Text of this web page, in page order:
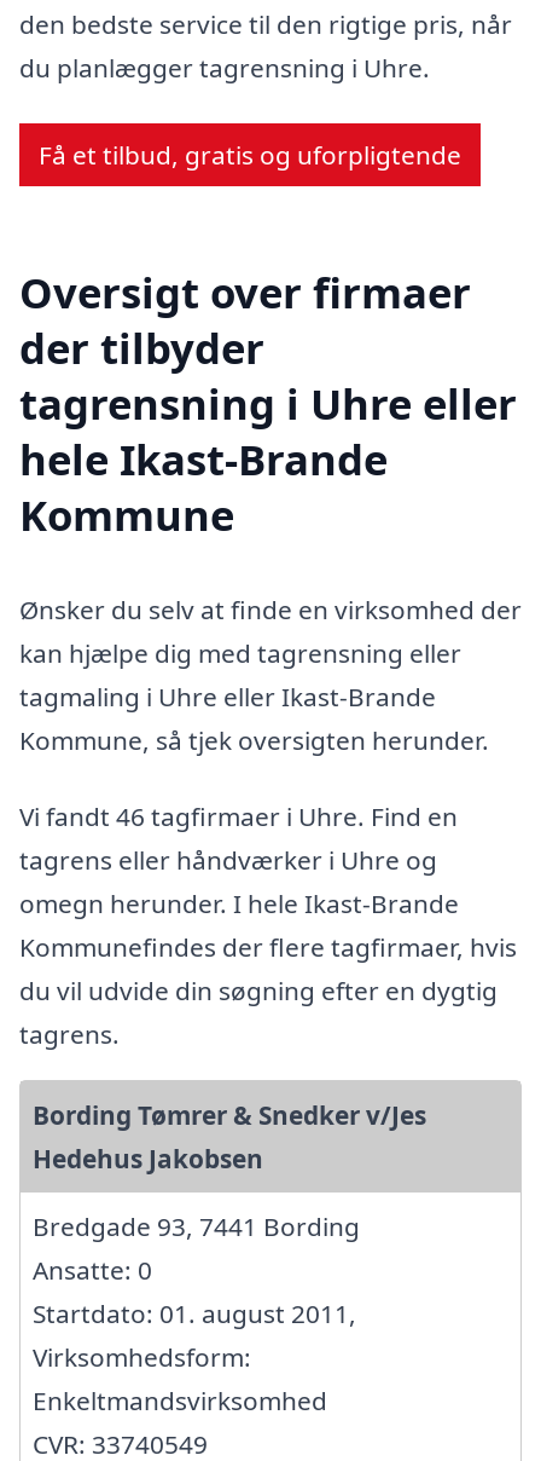
den bedste service til den rigtige pris, når
du planlægger tagrensning i Uhre.
Få et tilbud, gratis og uforpligtende
Oversigt over firmaer
der tilbyder
tagrensning i Uhre eller
hele Ikast-Brande
Kommune
Ønsker du selv at finde en virksomhed der
kan hjælpe dig med tagrensning eller
tagmaling i Uhre eller Ikast-Brande
Kommune, så tjek oversigten herunder.
Vi fandt 46 tagfirmaer i Uhre. Find en
tagrens eller håndværker i Uhre og
omegn herunder. I hele Ikast-Brande
Kommunefindes der flere tagfirmaer, hvis
du vil udvide din søgning efter en dygtig
tagrens.
Bording Tømrer & Snedker v/Jes
Hedehus Jakobsen
Bredgade 93, 7441 Bording
Ansatte: 0
Startdato: 01. august 2011,
Virksomhedsform:
Enkeltmandsvirksomhed
CVR: 33740549